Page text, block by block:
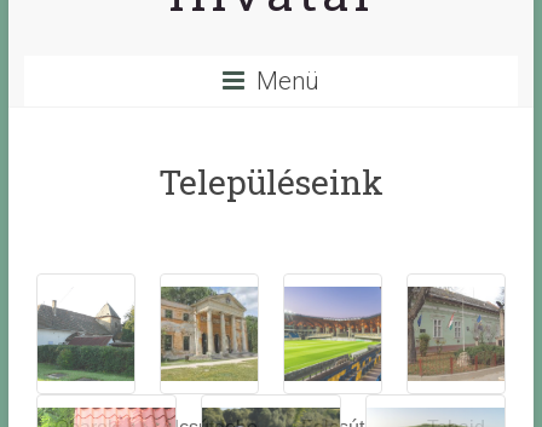
Menü
Településeink